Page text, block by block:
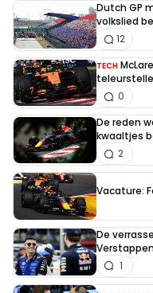
Dutch GP
volkslied
12
TECH
0
De reden
kwaaltjes
2
Vacature:
De
1